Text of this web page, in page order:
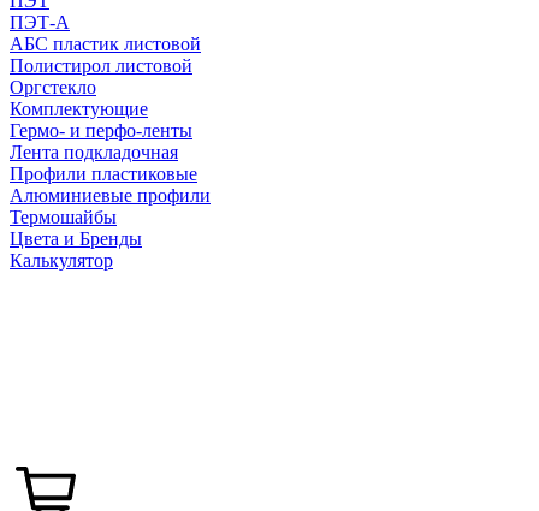
ПЭТ-А
АБС пластик листовой
Полистирол листовой
Оргстекло
Комплектующие
Гермо- и перфо-ленты
Лента подкладочная
Профили пластиковые
Алюминиевые профили
Термошайбы
Цвета и Бренды
Калькулятор